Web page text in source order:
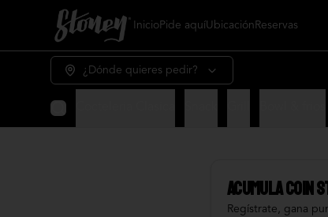
InicioPide aquíUbicación Reservas
¿Dónde quieres pedir?
AcumulaCOIN
Regístrate, gana